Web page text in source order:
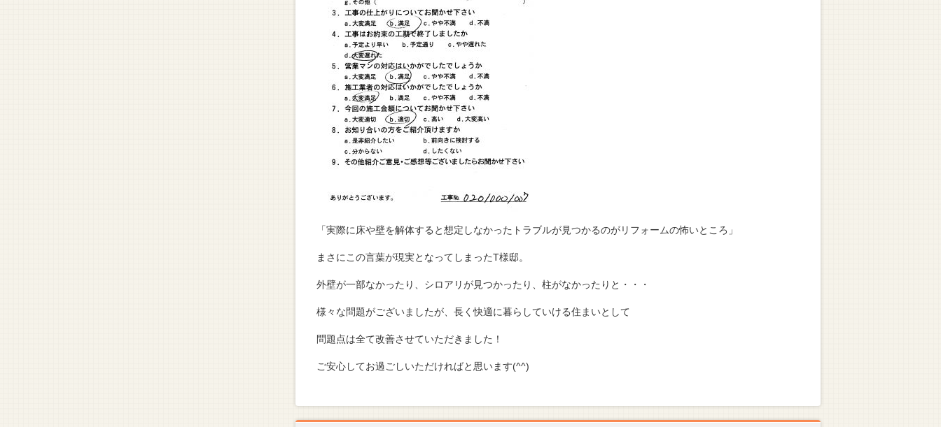
「実際に床や壁を解体すると想定しなかったトラブルが見つかるのがリフォームの怖いところ」
まさにこの言葉が現実となってしまったT様邸。
外壁が一部なかったり、シロアリが見つかったり、柱がなかったりと・・・
様々な問題がございましたが、長く快適に暮らしていける住まいとして
問題点は全て改善させていただきました！
ご安心してお過ごしいただければと思います(^^)